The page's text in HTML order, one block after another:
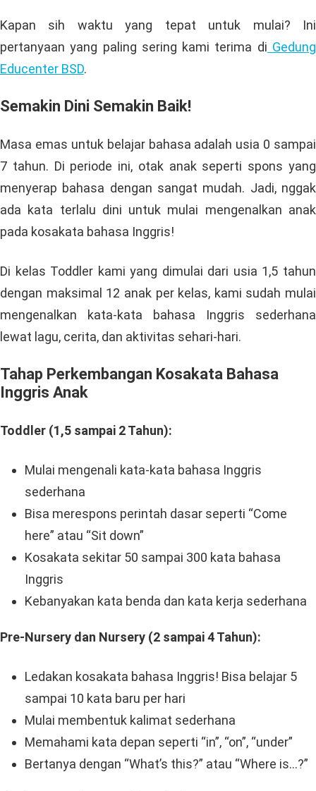
Kapan sih waktu yang tepat untuk mulai? Ini
pertanyaan yang paling sering kami terima di Gedung
Educenter BSD.
Semakin Dini Semakin Baik!
Masa emas untuk belajar bahasa adalah usia 0 sampai
7 tahun. Di periode ini, otak anak seperti spons yang
menyerap bahasa dengan sangat mudah. Jadi, nggak
ada kata terlalu dini untuk mulai mengenalkan anak
pada kosakata bahasa Inggris!
Di kelas Toddler kami yang dimulai dari usia 1,5 tahun
dengan maksimal 12 anak per kelas, kami sudah mulai
mengenalkan kata-kata bahasa Inggris sederhana
lewat lagu, cerita, dan aktivitas sehari-hari.
Tahap Perkembangan Kosakata Bahasa
Inggris Anak
Toddler (1,5 sampai 2 Tahun):
Mulai mengenali kata-kata bahasa Inggris
sederhana
Bisa merespons perintah dasar seperti “Come
here” atau “Sit down”
Kosakata sekitar 50 sampai 300 kata bahasa
Inggris
Kebanyakan kata benda dan kata kerja sederhana
Pre-Nursery dan Nursery (2 sampai 4 Tahun):
Ledakan kosakata bahasa Inggris! Bisa belajar 5
sampai 10 kata baru per hari
Mulai membentuk kalimat sederhana
Memahami kata depan seperti “in”, “on”, “under”
Bertanya dengan “What’s this?” atau “Where is…?”